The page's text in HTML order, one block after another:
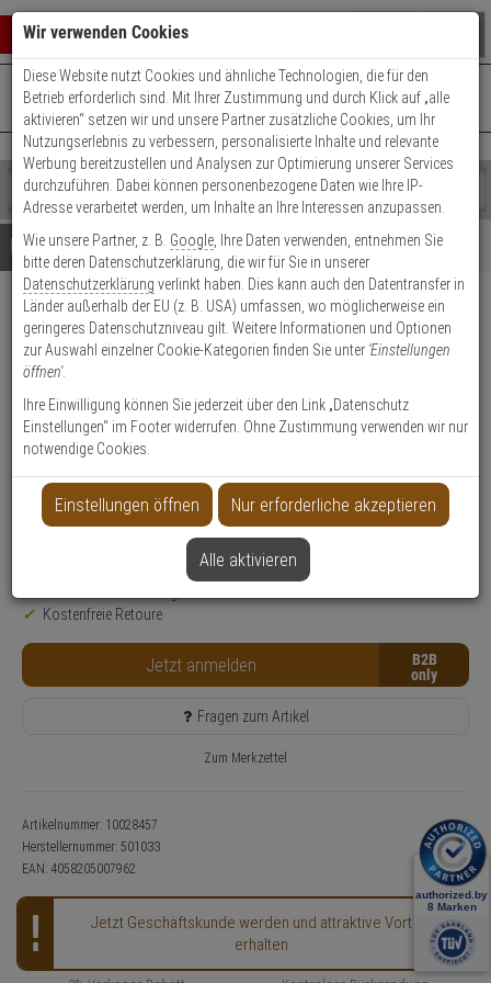
0 ARTIKEL IM WARENKORB
Ihr Warenkorb ist momentan leer.
Ergebnisse ()
Fertig
Shop
durchsuchen
Bitte
geben
Sie
mindestens
Zeichen
ein,
um
Suche
Es
wurde
noch
Kategorien
Suche
gestartet
+49 (0)821 899 493-0Mo. - Do.: 8:00 - 16:30 | Fr.: 8:00 - 14:00 Uhr
Kontaktservice nutzen
Details Beratung
LED LENSER Magnetic
Mount
Produktmerkmale
Datenblatt drucken
Produktinformationen
Zubehörartikel, Magnetkontakt
Kostenfreie Retoure
Jetzt anmelden B2B
Fragen zum Artikel
Zum Merkzettel
Artikelnummer: 10028457
Herstellernummer: 501033
EAN: 4058205007962
Jetzt Geschäftskunde werden und attraktive Vorteile
erhalten.
Wir verwenden Cookies
Diese Website nutzt Cookies und ähnliche Technologien, die für den
Betrieb erforderlich sind. Mit Ihrer Zustimmung und durch Klick auf „alle
aktivieren“ setzen wir und unsere Partner zusätzliche Cookies, um Ihr
Nutzungserlebnis zu verbessern, personalisierte Inhalte und relevante
Werbung bereitzustellen und Analysen zur Optimierung unserer Services
durchzuführen. Dabei können personenbezogene Daten wie Ihre IP-
Adresse verarbeitet werden, um Inhalte an Ihre Interessen anzupassen.
Wie unsere Partner, z. B. Google , Ihre Daten verwenden, entnehmen Sie
bitte deren Datenschutzerklärung, die wir für Sie in unserer
Datenschutzerklärung verlinkt haben. Dies kann auch den Datentransfer in
Länder außerhalb der EU (z. B. USA) umfassen, wo möglicherweise ein
geringeres Datenschutzniveau gilt. Weitere Informationen und Optionen
zur Auswahl einzelner Cookie-Kategorien finden Sie unter 'Einstellungen
öffnen'.
Ihre Einwilligung können Sie jederzeit über den Link „Datenschutz
Einstellungen“ im Footer widerrufen. Ohne Zustimmung verwenden wir nur
notwendige Cookies.
Einstellungen öffnen Nur erforderliche akzeptieren
Alle aktivieren